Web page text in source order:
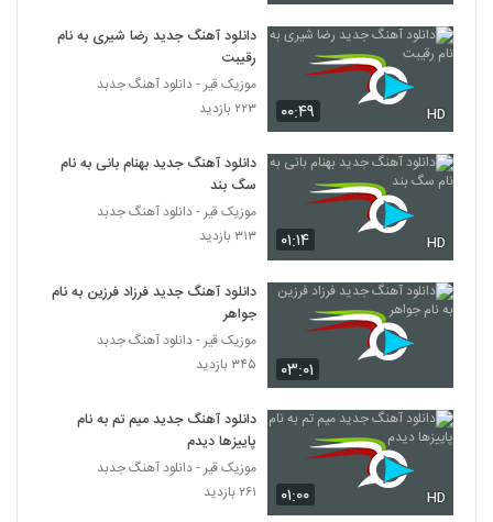
142
۱,۹۷۷ بازدید
۰۰:۴۹ HD
دانلود آهنگ جدید رضا شیری به نام
رقیبت
موزیک قیر - دانلود آهنگ جدبد
۲۲۳ بازدید
۰۱:۱۴ HD
دانلود آهنگ جدید بهنام بانی به نام
سگ بند
موزیک قیر - دانلود آهنگ جدبد
۳۱۳ بازدید
۰۳:۰۱
دانلود آهنگ جدید فرزاد فرزین به نام
جواهر
موزیک قیر - دانلود آهنگ جدبد
۳۴۵ بازدید
۰۱:۰۰ HD
دانلود آهنگ جدید میم تم به نام
پاییزها دیدم
موزیک قیر - دانلود آهنگ جدبد
۲۶۱ بازدید